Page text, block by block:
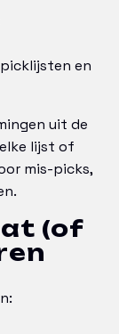
en
uit de
lijst of
mis-picks,
(of